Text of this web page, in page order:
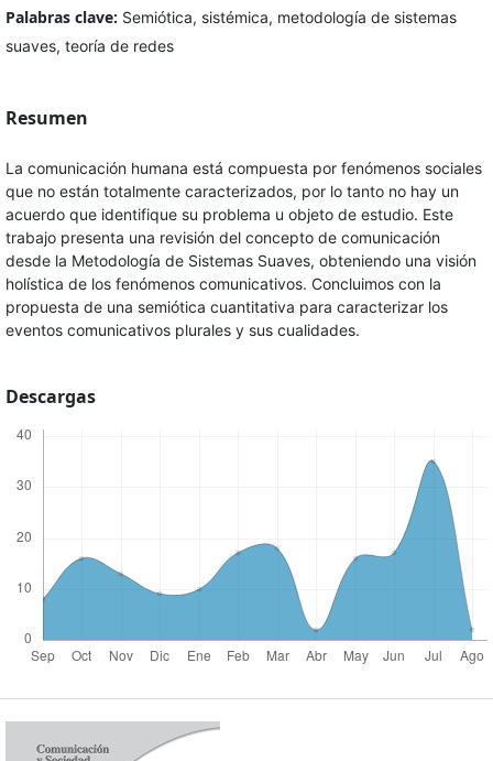
Palabras clave: Semiótica, sistémica, metodología de sistemas
suaves, teoría de redes
Resumen
La comunicación humana está compuesta por fenómenos sociales
que no están totalmente caracterizados, por lo tanto no hay un
acuerdo que identifique su problema u objeto de estudio. Este
trabajo presenta una revisión del concepto de comunicación
desde la Metodología de Sistemas Suaves, obteniendo una visión
holística de los fenómenos comunicativos. Concluimos con la
propuesta de una semiótica cuantitativa para caracterizar los
eventos comunicativos plurales y sus cualidades.
Descargas